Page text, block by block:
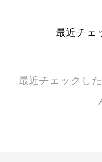
最近チェ
最近チェックし